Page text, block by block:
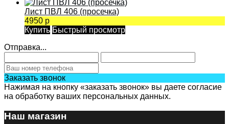
Лист ПВЛ 406 (просечка)
4950 р
Купить Быстрый просмотр
Отправка...
Заказать звонок
Нажимая на кнопку «заказать звонок» вы даете согласие
на обработку ваших персональных данных.
Наш магазин